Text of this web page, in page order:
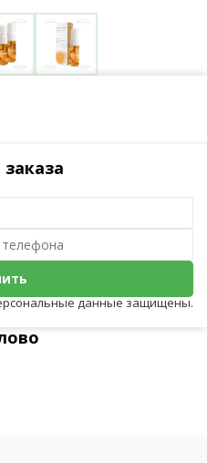
данные защищены.